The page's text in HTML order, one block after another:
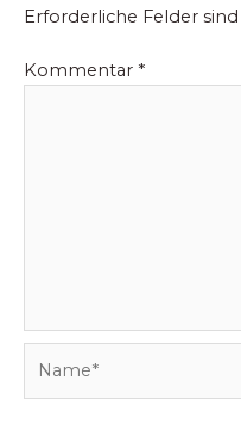
Erforderliche Felder
Kommentar *